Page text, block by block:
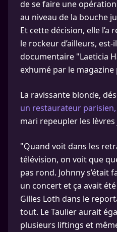
de se faire une
au niveau de la bouche
Et cette décision, elle
le rockeur d’ailleurs,
documentaire "Laeticia
exhumé par le magazine
La ravissante blonde,
un restaurateur parisien,
mari repeupler les
"Quand voit dans les
télévision, on voit que
pas rond. Johnny s’était
un concert et ça avait
Gilles Loth dans le
tout. Le Taulier aurait
plusieurs liftings et